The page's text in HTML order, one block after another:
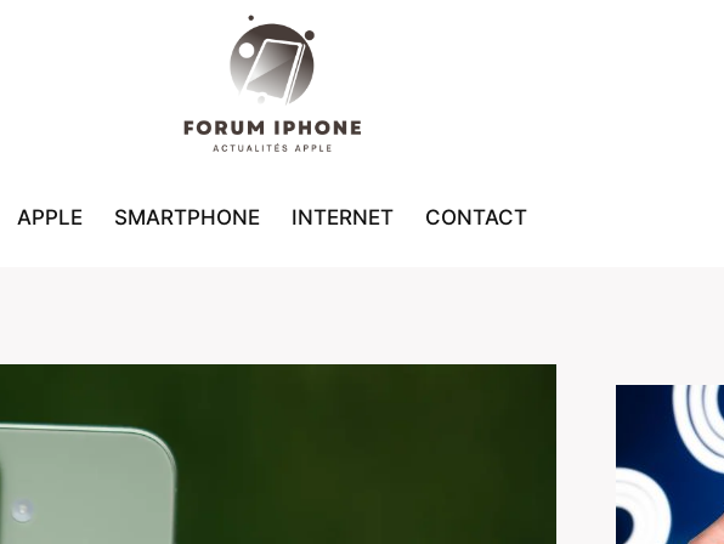
APPLE SMARTPHONE INTERNET CONTACT